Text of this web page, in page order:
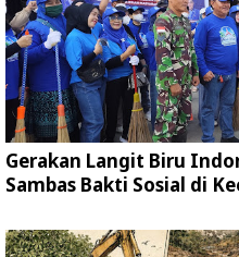
Gerakan Langit Biru
Sambas Bakti Sosial di